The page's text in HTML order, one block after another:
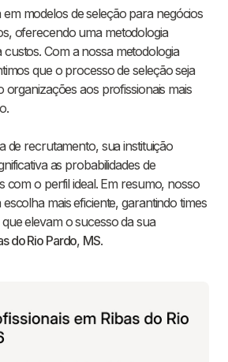
modelos de seleção para negócios
oferecendo uma metodologia
Com a nossa metodologia
que o processo de seleção seja
organizações aos profissionais mais
de recrutamento, sua instituição
as probabilidades de
com o perfil ideal. Em resumo, nosso
mais eficiente, garantindo times
elevam o sucesso da sua
do Rio Pardo, MS.